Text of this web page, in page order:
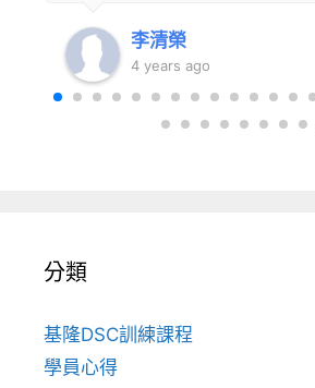
李清榮
4 years ago
分類
基隆DSC訓練課程
學員心得